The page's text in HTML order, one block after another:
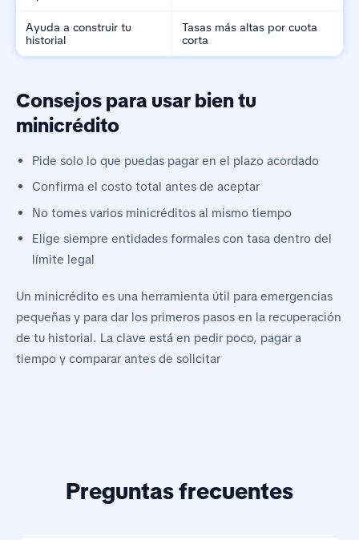
Ayuda a construir tu
historial
Tasas más altas por cuota
corta
Consejos para usar bien tu
minicrédito
Pide solo lo que puedas pagar en el plazo acordado
Confirma el costo total antes de aceptar
No tomes varios minicréditos al mismo tiempo
Elige siempre entidades formales con tasa dentro del
límite legal
Un minicrédito es una herramienta útil para emergencias
pequeñas y para dar los primeros pasos en la recuperación
de tu historial. La clave está en pedir poco, pagar a
tiempo y comparar antes de solicitar
Preguntas frecuentes